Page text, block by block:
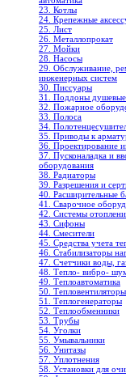
23. Котлы
24. Крепежные
25. Лист
26. Металлопрокат
27. Мойки
28. Насосы
29. Обслуживание,
инженерных систем
30. Писсуары
31. Поддоны душевые
32. Пожарное
33. Полоса
34.
35. Приводы к
36. Проектирование
37. Пусконаладка и
оборудования
38. Радиаторы
39. Разрешения и
40. Расширительные
41. Сварочное
42. Системы
43. Сифоны
44. Смесители
45. Средства учета
46. Стабилизаторы
47. Счетчики воды,
48. Тепло- вибро-
49. Теплоавтоматика
50. Тепловентиляторы
51. Теплогенераторы
52. Теплообменники
53. Трубы
54. Уголки
55. Умывальники
56. Унитазы
57. Уплотнения
58. Установки для